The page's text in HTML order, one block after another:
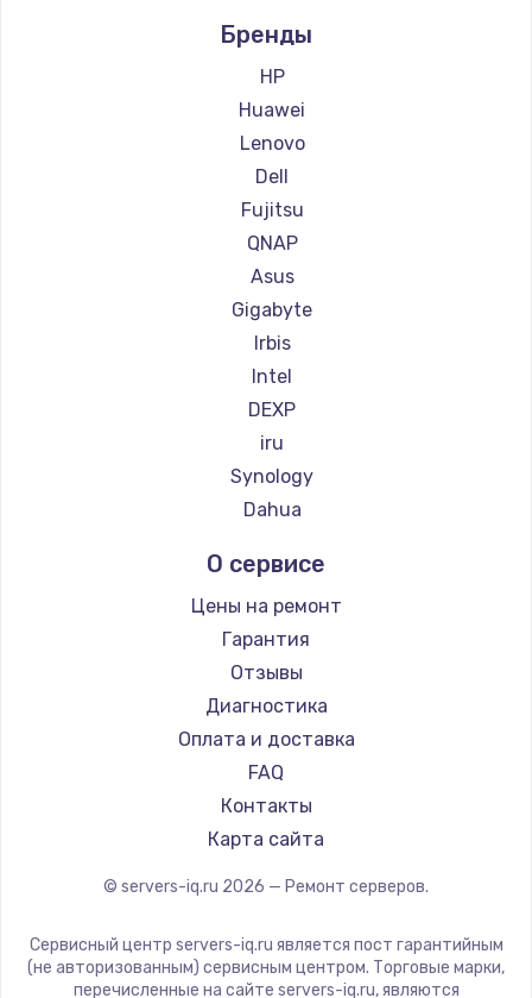
Бренды
HP
Huawei
Lenovo
Dell
Fujitsu
QNAP
Asus
Gigabyte
Irbis
Intel
DEXP
iru
Synology
Dahua
О сервисе
Цены на ремонт
Гарантия
Отзывы
Диагностика
Оплата и доставка
FAQ
Контакты
Карта сайта
© servers-iq.ru 2026 — Ремонт серверов.
Сервисный центр servers-iq.ru является пост гарантийным
(не авторизованным) сервисным центром. Торговые марки,
перечисленные на сайте servers-iq.ru, являются